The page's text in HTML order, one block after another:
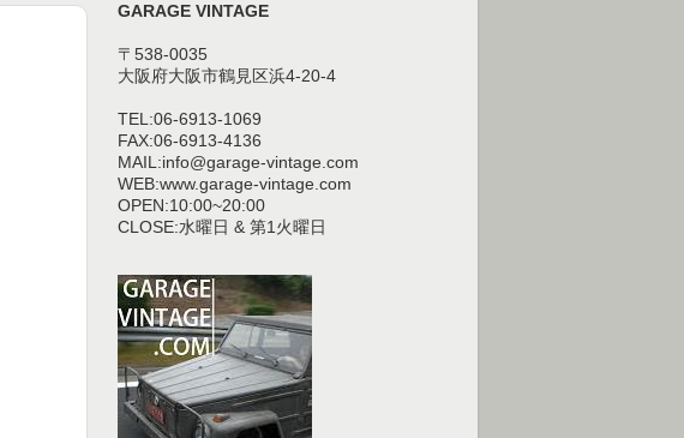
GARAGE VINTAGE
〒538-0035
大阪府大阪市鶴見区浜4-20-4
TEL:06-6913-1069
FAX:06-6913-4136
MAIL:info@garage-vintage.com
WEB:www.garage-vintage.com
OPEN:10:00~20:00
CLOSE:水曜日 & 第1火曜日